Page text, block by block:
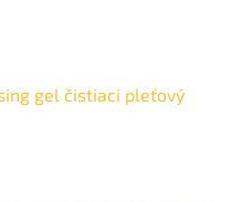
gel čistiaci pleťový